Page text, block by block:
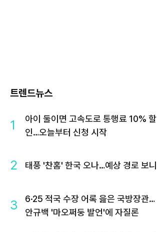
트렌드뉴스
1
아이 둘이면 고속도로 통행료 10% 할
인…오늘부터 신청 시작
2 태풍 '찬홈' 한국 오나…예상 경로 보니
3
6·25 적국 수장 어록 읊은 국방장관…
안규백 '마오쩌둥 발언'에 자질론